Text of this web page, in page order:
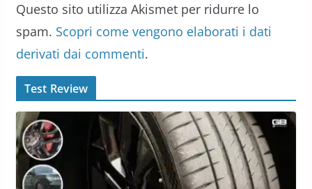
Questo sito utilizza Akismet per ridurre lo
spam. Scopri come vengono elaborati i dati
derivati dai commenti.
Test Review